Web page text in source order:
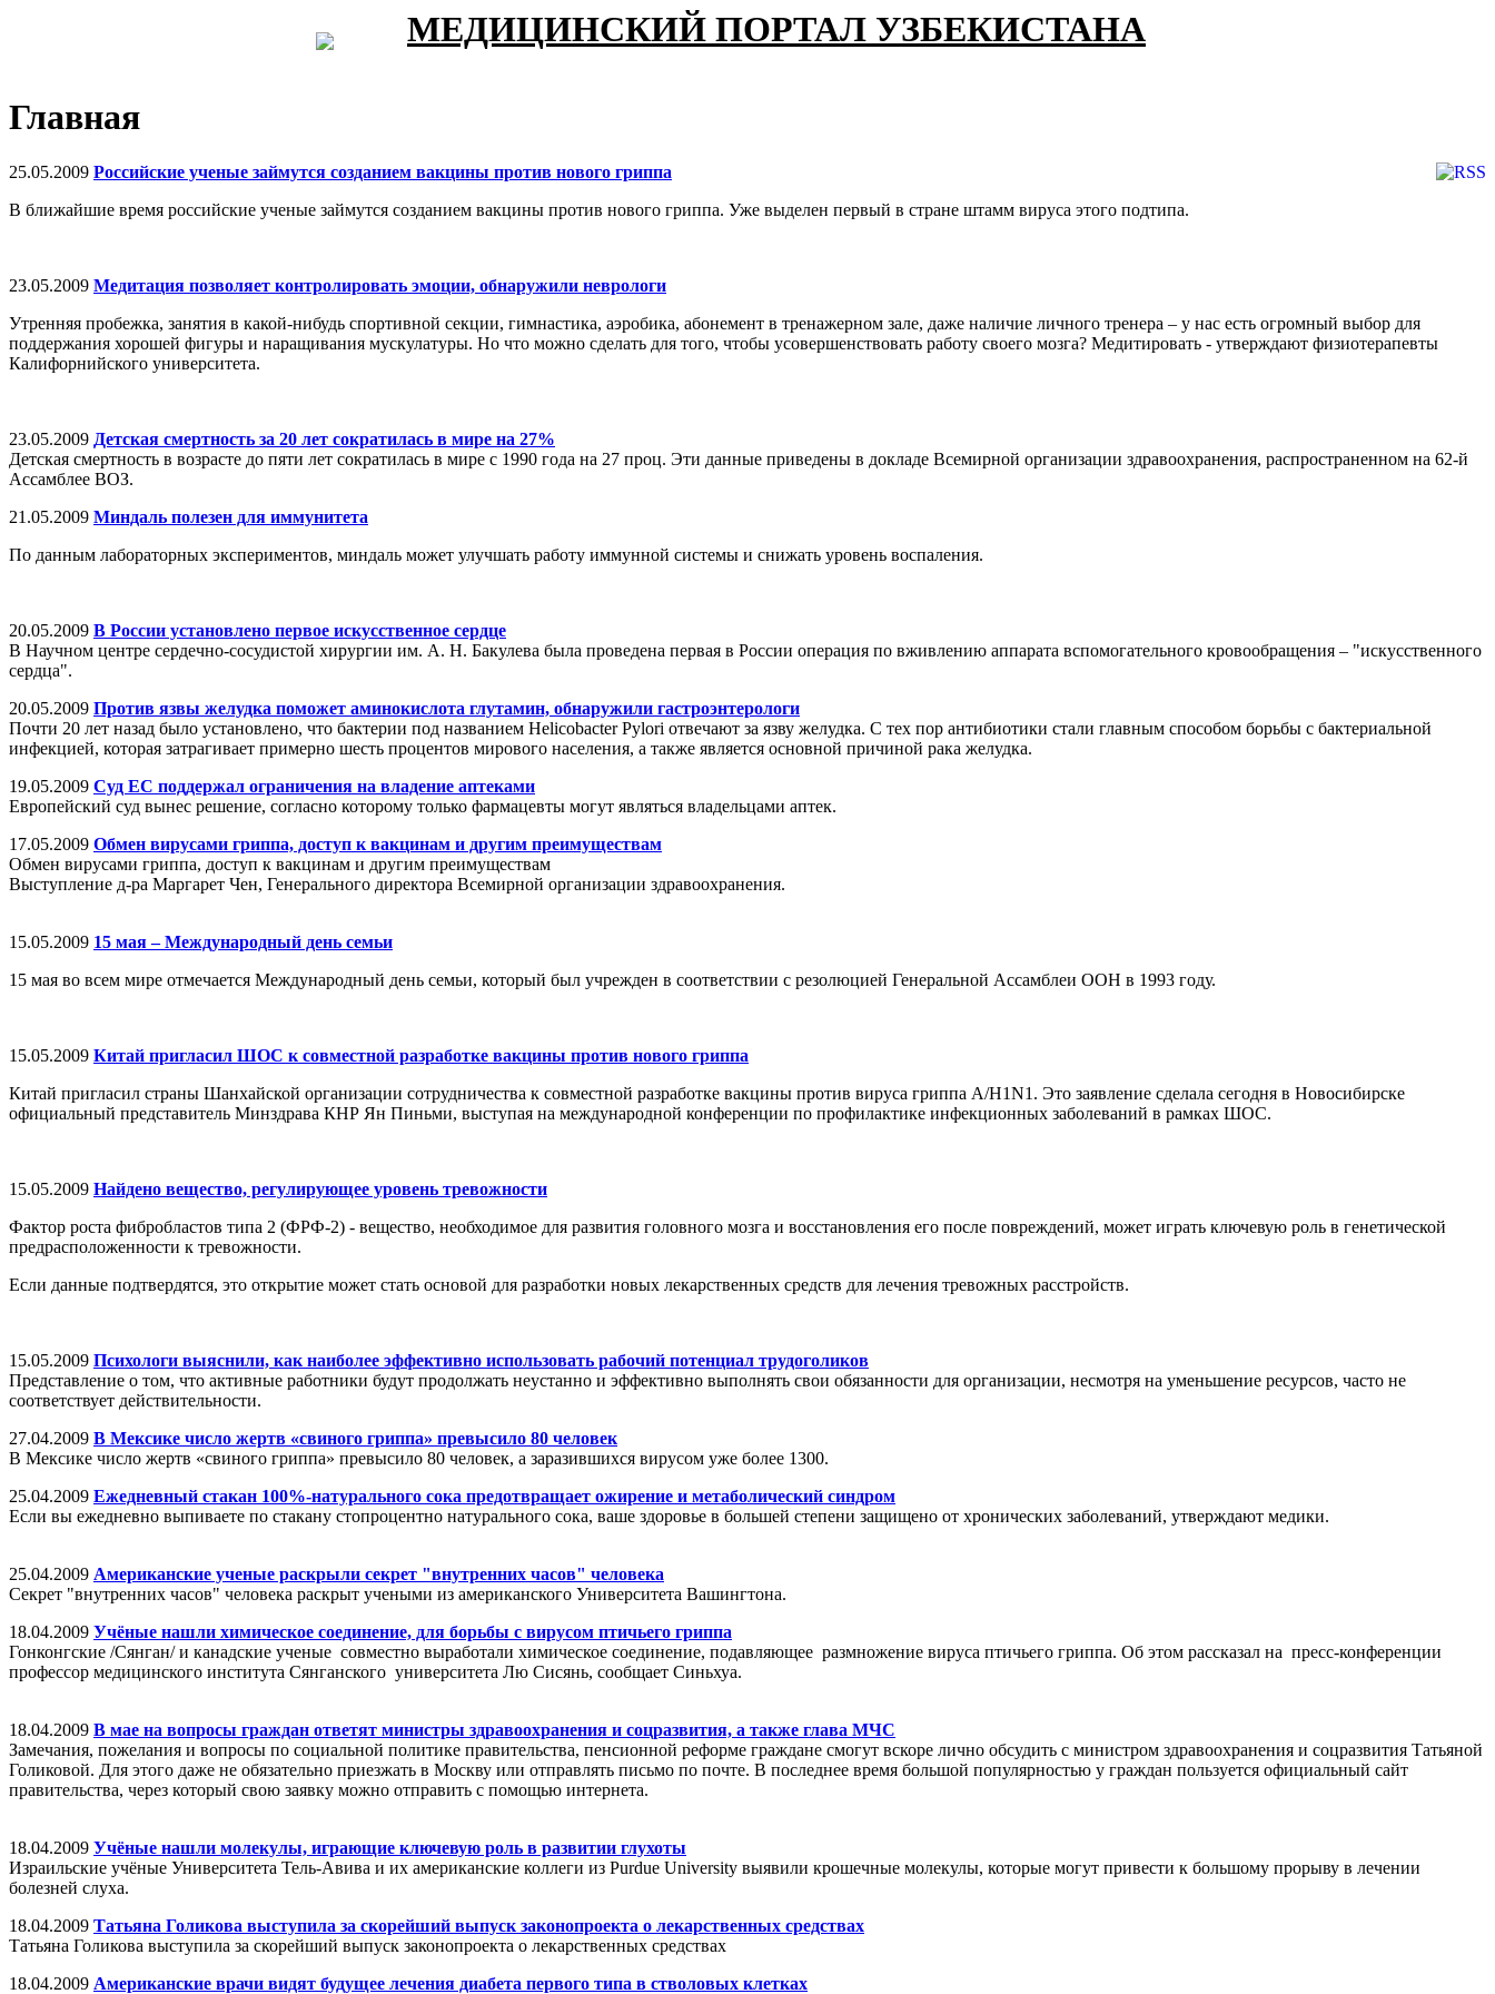
МЕДИЦИНСКИЙ ПОРТАЛ УЗБЕКИСТАНА
Главная
25.05.2009 Российские ученые займутся созданием вакцины против нового гриппа
В ближайшие время российские ученые займутся созданием вакцины против нового гриппа. Уже выделен первый в стране штамм вируса этого подтипа.
23.05.2009 Медитация позволяет контролировать эмоции, обнаружили неврологи
Утренняя пробежка, занятия в какой-нибудь спортивной секции, гимнастика, аэробика, абонемент в тренажерном зале, даже наличие личного тренера – у нас есть огромный выбор для
поддержания хорошей фигуры и наращивания мускулатуры. Но что можно сделать для того, чтобы усовершенствовать работу своего мозга? Медитировать - утверждают физиотерапевты
Калифорнийского университета.
23.05.2009 Детская смертность за 20 лет сократилась в мире на 27%
Детская смертность в возрасте до пяти лет сократилась в мире с 1990 года на 27 проц. Эти данные приведены в докладе Всемирной организации здравоохранения, распространенном на 62-й
Ассамблее ВОЗ.
21.05.2009 Миндаль полезен для иммунитета
По данным лабораторных экспериментов, миндаль может улучшать работу иммунной системы и снижать уровень воспаления.
20.05.2009 В России установлено первое искусственное сердце
В Научном центре сердечно-сосудистой хирургии им. А. Н. Бакулева была проведена первая в России операция по вживлению аппарата вспомогательного кровообращения – "искусственного
сердца".
20.05.2009 Против язвы желудка поможет аминокислота глутамин, обнаружили гастроэнтерологи
Почти 20 лет назад было установлено, что бактерии под названием Helicobacter Pylori отвечают за язву желудка. С тех пор антибиотики стали главным способом борьбы с бактериальной
инфекцией, которая затрагивает примерно шесть процентов мирового населения, а также является основной причиной рака желудка.
19.05.2009 Суд ЕС поддержал ограничения на владение аптеками
Европейский суд вынес решение, согласно которому только фармацевты могут являться владельцами аптек.
17.05.2009 Обмен вирусами гриппа, доступ к вакцинам и другим преимуществам
Обмен вирусами гриппа, доступ к вакцинам и другим преимуществам
Выступление д-ра Маргарет Чен, Генерального директора Всемирной организации здравоохранения.
15.05.2009 15 мая – Международный день семьи
15 мая во всем мире отмечается Международный день семьи, который был учрежден в соответствии с резолюцией Генеральной Ассамблеи ООН в 1993 году.
15.05.2009 Китай пригласил ШОС к совместной разработке вакцины против нового гриппа
Китай пригласил страны Шанхайской организации сотрудничества к совместной разработке вакцины против вируса гриппа A/H1N1. Это заявление сделала сегодня в Новосибирске
официальный представитель Минздрава КНР Ян Пиньми, выступая на международной конференции по профилактике инфекционных заболеваний в рамках ШОС.
15.05.2009 Найдено вещество, регулирующее уровень тревожности
Фактор роста фибробластов типа 2 (ФРФ-2) - вещество, необходимое для развития головного мозга и восстановления его после повреждений, может играть ключевую роль в генетической
предрасположенности к тревожности.
Если данные подтвердятся, это открытие может стать основой для разработки новых лекарственных средств для лечения тревожных расстройств.
15.05.2009 Психологи выяснили, как наиболее эффективно использовать рабочий потенциал трудоголиков
Представление о том, что активные работники будут продолжать неустанно и эффективно выполнять свои обязанности для организации, несмотря на уменьшение ресурсов, часто не
соответствует действительности.
27.04.2009 В Мексике число жертв «свиного гриппа» превысило 80 человек
В Мексике число жертв «свиного гриппа» превысило 80 человек, а заразившихся вирусом уже более 1300.
25.04.2009 Ежедневный стакан 100%-натурального сока предотвращает ожирение и метаболический синдром
Если вы ежедневно выпиваете по стакану стопроцентно натурального сока, ваше здоровье в большей степени защищено от хронических заболеваний, утверждают медики.
25.04.2009 Американские ученые раскрыли секрет "внутренних часов" человека
Секрет "внутренних часов" человека раскрыт учеными из американского Университета Вашингтона.
18.04.2009 Учёные нашли химическое соединение, для борьбы с вирусом птичьего гриппа
Гонконгские /Сянган/ и канадские ученые совместно выработали химическое соединение, подавляющее размножение вируса птичьего гриппа. Об этом рассказал на пресс-конференции
профессор медицинского института Сянганского университета Лю Сисянь, сообщает Синьхуа.
18.04.2009 В мае на вопросы граждан ответят министры здравоохранения и соцразвития, а также глава МЧС
Замечания, пожелания и вопросы по социальной политике правительства, пенсионной реформе граждане смогут вскоре лично обсудить с министром здравоохранения и соцразвития Татьяной
Голиковой. Для этого даже не обязательно приезжать в Москву или отправлять письмо по почте. В последнее время большой популярностью у граждан пользуется официальный сайт
правительства, через который свою заявку можно отправить с помощью интернета.
18.04.2009 Учёные нашли молекулы, играющие ключевую роль в развитии глухоты
Израильские учёные Университета Тель-Авива и их американские коллеги из Purdue University выявили крошечные молекулы, которые могут привести к большому прорыву в лечении
болезней слуха.
18.04.2009 Татьяна Голикова выступила за скорейший выпуск законопроекта о лекарственных средствах
Татьяна Голикова выступила за скорейший выпуск законопроекта о лекарственных средствах
18.04.2009 Американские врачи видят будущее лечения диабета первого типа в стволовых клетках